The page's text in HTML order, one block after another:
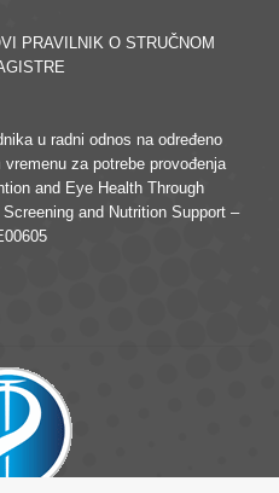
PRAVILNIK O STRUČNOM
u radni odnos na određeno
za potrebe provođenja
and Eye Health Through
and Nutrition Support –